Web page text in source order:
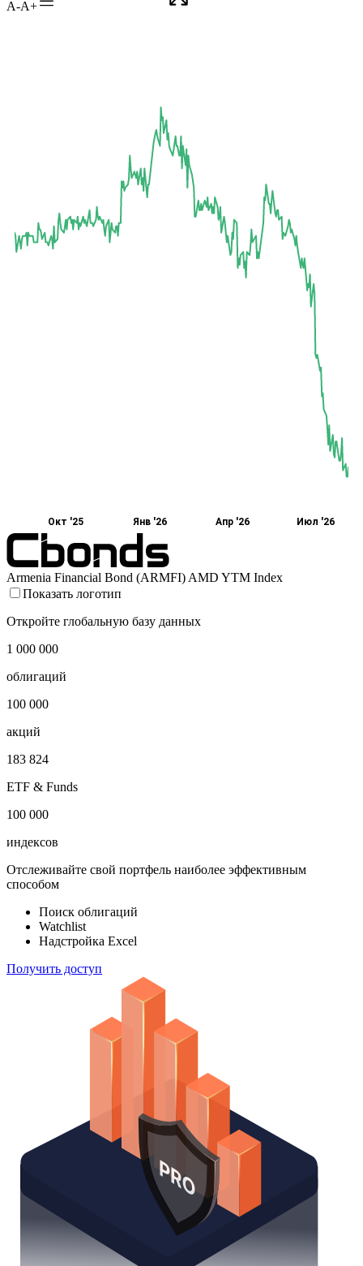
A-A+
Окт '25 Янв '26 Апр '26 Июл '26
Armenia Financial Bond (ARMFI) AMD YTM Index
Показать логотип
Откройте глобальную базу данных
1 000 000
облигаций
100 000
акций
183 824
ETF & Funds
100 000
индексов
Отслеживайте свой портфель наиболее эффективным
способом
Поиск облигаций
Watchlist
Надстройка Excel
Получить доступ